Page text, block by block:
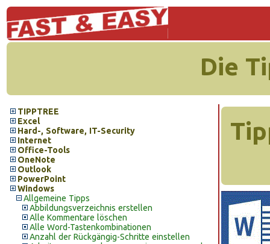
Die
TIPPTREE
Excel
Hard-, Software, IT-Security
Internet
Office-Tools
OneNote
Outlook
PowerPoint
Windows
Allgemeine Tipps
Abbildungsverzeichnis erstellen
Alle Kommentare löschen
Alle Word-Tastenkombinationen
Anzahl der Rückgängig-Schritte einstellen